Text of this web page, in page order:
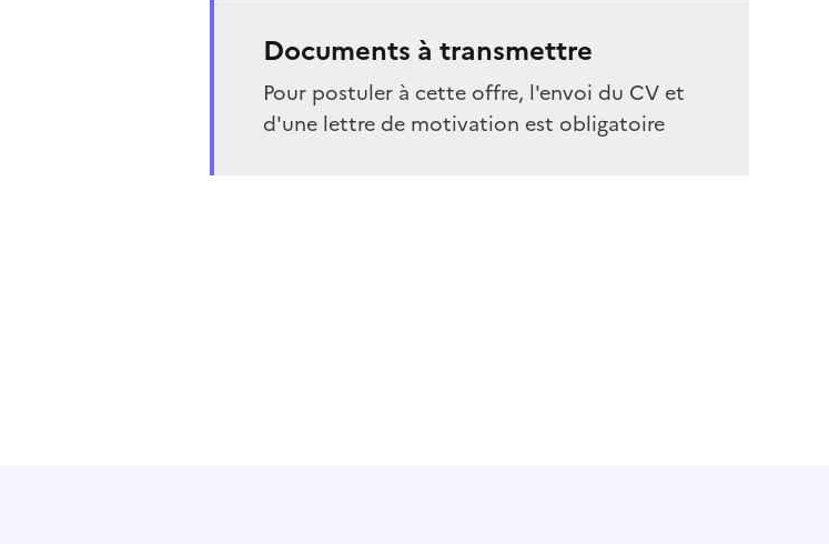
Documents à transmettre
Pour postuler à cette offre, l'envoi du CV et
d'une lettre de motivation est obligatoire